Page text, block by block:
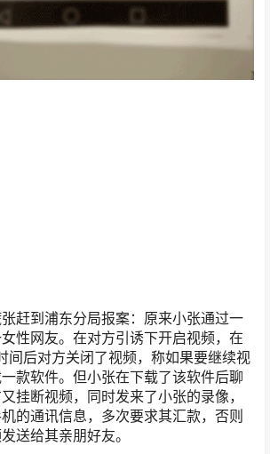
性网友。在对方引诱下开启视频，在
间后对方关闭了视频，称如果要继续视
款软件。但小张在下载了该软件后聊
挂断视频，同时发来了小张的录像，
的通讯信息，多次要求其汇款，否则
送给其亲朋好友。